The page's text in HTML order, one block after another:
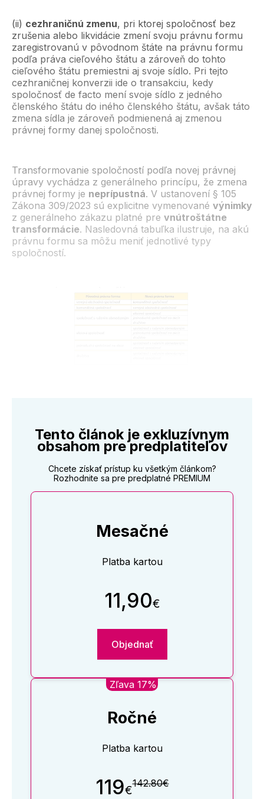
(ii) cezhraničnú zmenu, pri ktorej spoločnosť bez
zrušenia alebo likvidácie zmení svoju právnu formu
zaregistrovanú v pôvodnom štáte na právnu formu
podľa práva cieľového štátu a zároveň do tohto
cieľového štátu premiestni aj svoje sídlo. Pri tejto
cezhraničnej konverzii ide o transakciu, kedy
spoločnosť de facto mení svoje sídlo z jedného
členského štátu do iného členského štátu, avšak táto
zmena sídla je zároveň podmienená aj zmenou
právnej formy danej spoločnosti.
Transformovanie spoločností podľa novej právnej
úpravy vychádza z generálneho princípu, že zmena
právnej formy je neprípustná. V ustanovení § 105
Zákona 309/2023 sú explicitne vymenované výnimky
z generálneho zákazu platné pre vnútroštátne
transformácie. Nasledovná tabuľka ilustruje, na akú
právnu formu sa môžu meniť jednotlivé typy
spoločností.
Tento článok je exkluzívnym
obsahom pre predplatiteľov
Chcete získať prístup ku všetkým článkom?
Rozhodnite sa pre predplatné PREMIUM
Mesačné
Platba kartou
11,90€
Objednať
Zľava 17%
Ročné
Platba kartou
119€142.80€